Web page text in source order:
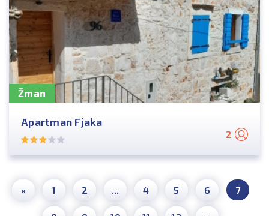
Žman
Apartman Fjaka
2
« 1 2 ... 4 5 6 7